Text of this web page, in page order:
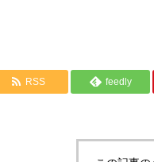
RSS feedly